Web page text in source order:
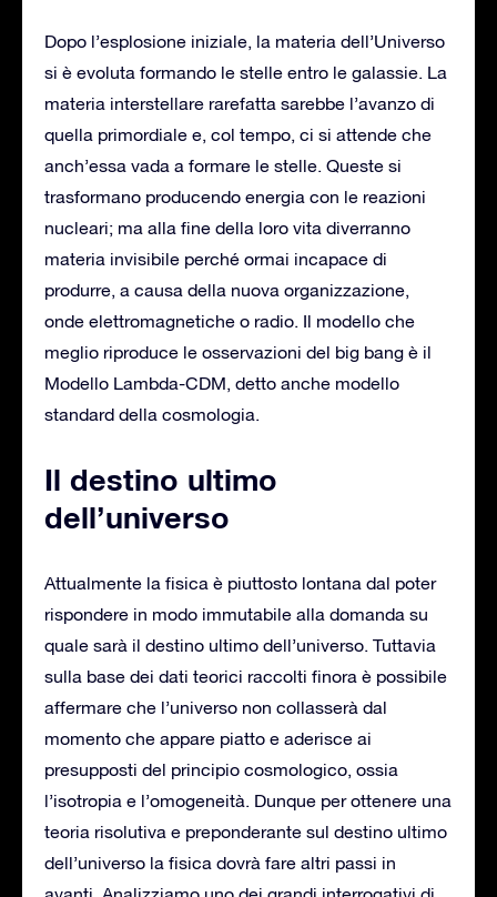
Dopo l’esplosione iniziale, la materia dell’Universo
si è evoluta formando le stelle entro le galassie. La
materia interstellare rarefatta sarebbe l’avanzo di
quella primordiale e, col tempo, ci si attende che
anch’essa vada a formare le stelle. Queste si
trasformano producendo energia con le reazioni
nucleari; ma alla fine della loro vita diverranno
materia invisibile perché ormai incapace di
produrre, a causa della nuova organizzazione,
onde elettromagnetiche o radio. Il modello che
meglio riproduce le osservazioni del big bang è il
Modello Lambda-CDM, detto anche modello
standard della cosmologia.
Il destino ultimo
dell’universo
Attualmente la fisica è piuttosto lontana dal poter
rispondere in modo immutabile alla domanda su
quale sarà il destino ultimo dell’universo. Tuttavia
sulla base dei dati teorici raccolti finora è possibile
affermare che l’universo non collasserà dal
momento che appare piatto e aderisce ai
presupposti del principio cosmologico, ossia
l’isotropia e l’omogeneità. Dunque per ottenere una
teoria risolutiva e preponderante sul destino ultimo
dell’universo la fisica dovrà fare altri passi in